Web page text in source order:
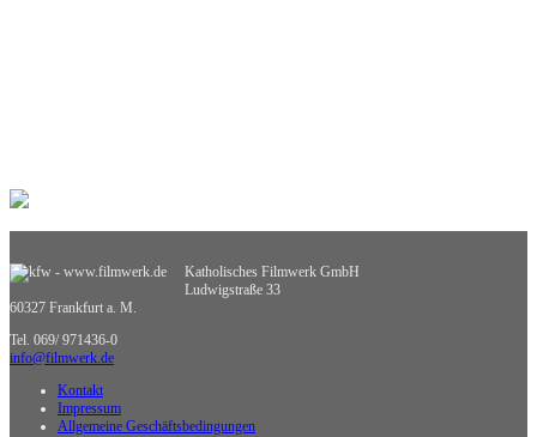
Verkehrserziehung
Wirtschaftskunde
Sachgebietsübergreifende Medien
Katholisches Filmwerk GmbH
Ludwigstraße 33
60327 Frankfurt a. M.
Tel. 069/ 971436-0
info@filmwerk.de
Kontakt
Impressum
Allgemeine Geschäftsbedingungen